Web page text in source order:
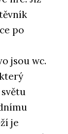
po
jsou wc.
je